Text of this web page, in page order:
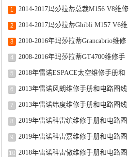
1
2014-2017玛莎拉蒂总裁M156 V8维修
手册和电路图线路图修车资源下载
2
2014-2017玛莎拉蒂Ghibli M157 V6维
修手册和电路图线路图修车资源下载
3
2010-2016年玛莎拉蒂Grancabrio维修
手册和电路图线路图修车资源下载
4
2008-2016年玛莎拉蒂GT4700维修手
册和电路图线路图修车资源下载
5
2018年雷诺ESPACE太空维修手册和
电路图线路图修车资源下载
6
2013年雷诺风朗维修手册和电路图线
路图修车资源下载
7
2013年雷诺纬度维修手册和电路图线
路图修车资源下载
8
2019年雷诺科雷缤维修手册和电路图
线路图修车资源下载
9
2019年雷诺科雷嘉维修手册和电路图
线路图修车资源下载
10 2018年雷诺科雷傲维修手册和电路图